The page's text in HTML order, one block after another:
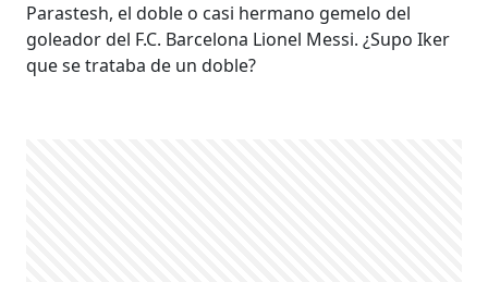
Parastesh, el doble o casi hermano gemelo del
goleador del F.C. Barcelona Lionel Messi. ¿Supo Iker
que se trataba de un doble?